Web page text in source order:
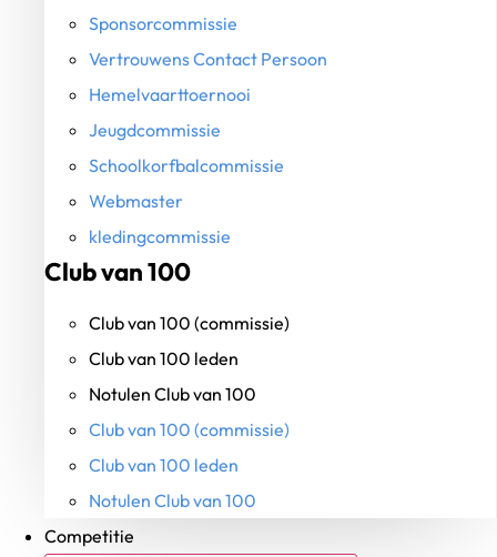
Sponsorcommissie
Vertrouwens Contact Persoon
Hemelvaarttoernooi
Jeugdcommissie
Schoolkorfbalcommissie
Webmaster
kledingcommissie
Club van 100
Club van 100 (commissie)
Club van 100 leden
Notulen Club van 100
Club van 100 (commissie)
Club van 100 leden
Notulen Club van 100
Competitie